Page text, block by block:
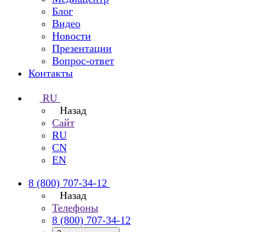
Блог
Видео
Новости
Презентации
Вопрос-ответ
Контакты
RU
Назад
Сайт
RU
CN
EN
8 (800) 707-34-12
Назад
Телефоны
8 (800) 707-34-12